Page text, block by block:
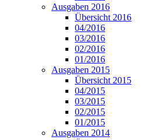
Ausgaben 2016
Übersicht 2016
04/2016
03/2016
02/2016
01/2016
Ausgaben 2015
Übersicht 2015
04/2015
03/2015
02/2015
01/2015
Ausgaben 2014